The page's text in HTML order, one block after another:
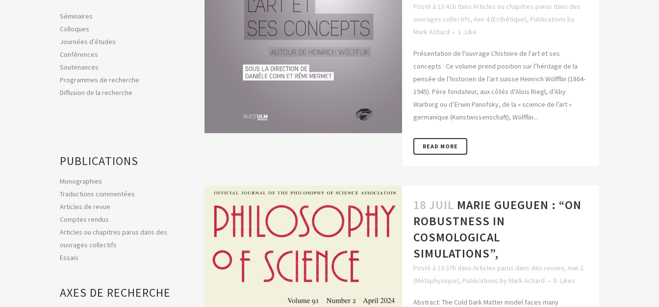
Séminaires
Colloques
Journées d’études
Conférences
Soutenances
Programmes de recherche
Diffusion de la recherche
PUBLICATIONS
Monographies
Traductions commentées
Articles de revue
Comptes rendus
Articles ou chapitres parus dans des
ouvrages collectifs
Essais
AXES DE RECHERCHE
Posté à 13:41h dans Articles ou chapitres parus dans des
ouvrages collectifs, Axe 4 (Esthétique), Publications by
Mark Achard
1 Like
Présentation de l'ouvrage L'histoire de l'art et ses
concepts : Ce volume prend position sur l’héritage de la
pensée de l’historien de l’art suisse Heinrich Wölfflin (1864-
1945). Père fondateur, aux côtés d’Alois Riegl, d’Aby
Warburg ou d’Erwin Panofsky, de la « science de l’art »
germanique (Kunstwissenschaft), Wölfflin...
READ MORE
18 JUIL MARIE GUEGUEN : “ON
ROBUSTNESS IN
COSMOLOGICAL
SIMULATIONS”,
Posté à 13:37h dans Articles parus dans des revues, Axe 2
(Métaphysique), Publications by Mark Achard 0 Likes
Abstract: The Cold Dark Matter model faces many